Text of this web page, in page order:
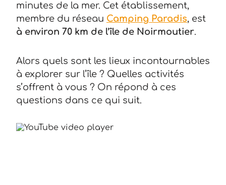
minutes de la mer. Cet établissement,
membre du réseau Camping Paradis, est
à environ 70 km de l’île de Noirmoutier.
Alors quels sont les lieux incontournables
à explorer sur l’île ? Quelles activités
s’offrent à vous ? On répond à ces
questions dans ce qui suit.